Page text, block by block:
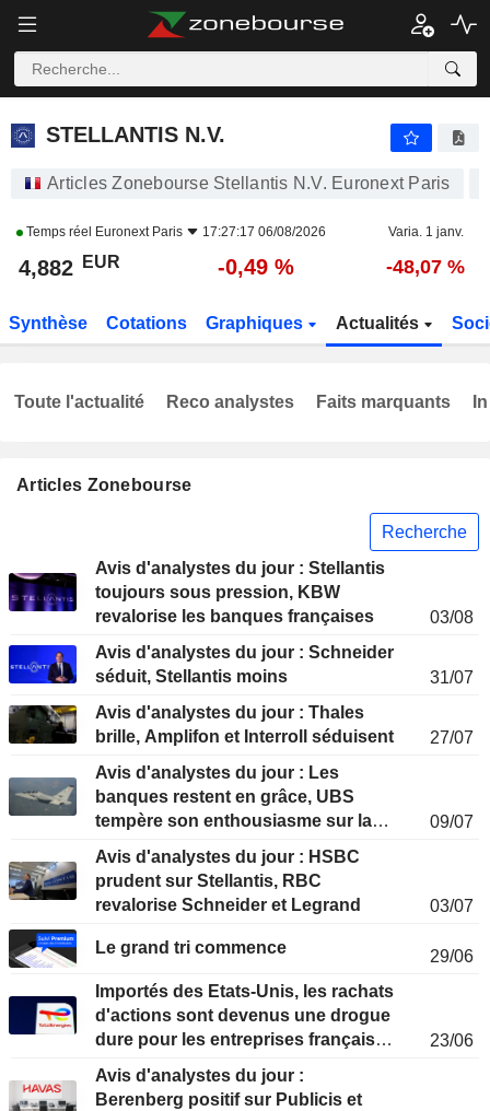
STELLANTIS N.V.
STELLANTIS N.V.
Articles Zonebourse Stellantis N.V. Euronext Paris
Temps réel Euronext Paris 17:27:17 06/08/2026 Varia. 1 janv.
4,882 EUR -0,49 % -48,07 %
Synthèse Cotations Graphiques Actualités
Articles Zonebourse
Recherche
Avis d'analystes du jour : Stellantis
toujours sous pression, KBW
revalorise les banques françaises
03/08
Avis d'analystes du jour : Schneider
séduit, Stellantis moins
31/07
Avis d'analystes du jour : Thales
brille, Amplifon et Interroll séduisent
27/07
Avis d'analystes du jour : Les
banques restent en grâce, UBS
tempère son enthousiasme sur la
09/07
Avis d'analystes du jour : HSBC
prudent sur Stellantis, RBC
revalorise Schneider et Legrand
03/07
Le grand tri commence
29/06
Importés des Etats-Unis, les rachats
d'actions sont devenus une drogue
dure pour les entreprises françaises
23/06
Avis d'analystes du jour :
Berenberg positif sur Publicis et
Toute l'actualité Reco analystes Faits marquants